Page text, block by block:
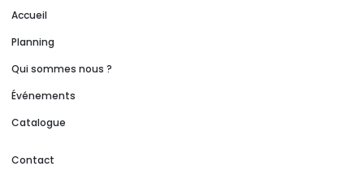
Accueil
Planning
Qui sommes nous ?
Événements
Catalogue
Contact